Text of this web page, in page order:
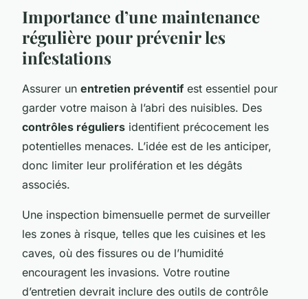
Importance d’une maintenance
régulière pour prévenir les
infestations
Assurer un entretien préventif est essentiel pour
garder votre maison à l’abri des nuisibles. Des
contrôles réguliers identifient précocement les
potentielles menaces. L’idée est de les anticiper,
donc limiter leur prolifération et les dégâts
associés.
Une inspection bimensuelle permet de surveiller
les zones à risque, telles que les cuisines et les
caves, où des fissures ou de l’humidité
encouragent les invasions. Votre routine
d’entretien devrait inclure des outils de contrôle